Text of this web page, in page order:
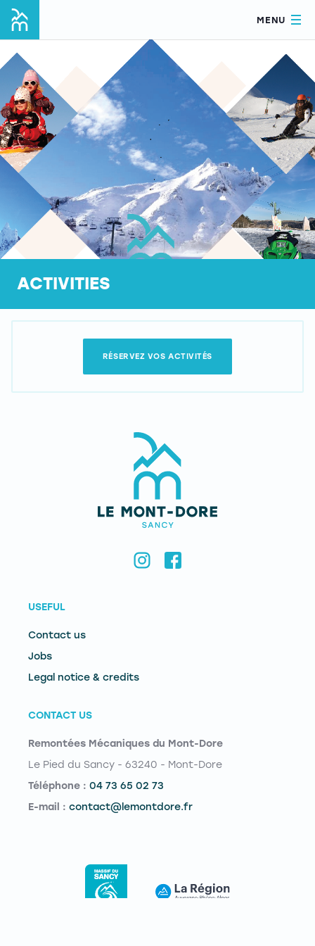
MENU
ACTIVITIES
RÉSERVEZ VOS ACTIVITÉS
USEFUL
Contact us
Jobs
Legal notice & credits
CONTACT US
Remontées Mécaniques du Mont-Dore
Le Pied du Sancy - 63240 - Mont-Dore
Téléphone : 04 73 65 02 73
E-mail : contact@lemontdore.fr